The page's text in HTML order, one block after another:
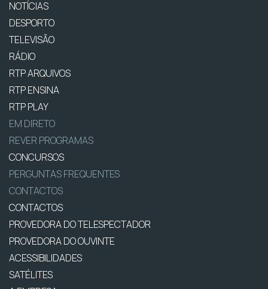
NOTÍCIAS
DESPORTO
TELEVISÃO
RÁDIO
RTP ARQUIVOS
RTP ENSINA
RTP PLAY
EM DIRETO
REVER PROGRAMAS
CONCURSOS
PERGUNTAS FREQUENTES
CONTACTOS
CONTACTOS
PROVEDORA DO TELESPECTADOR
PROVEDORA DO OUVINTE
ACESSIBILIDADES
SATÉLITES